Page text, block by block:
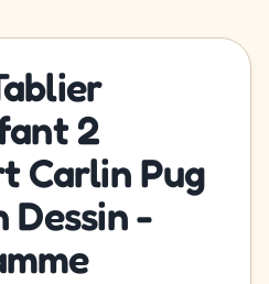
2
Carlin Pug
Dessin -